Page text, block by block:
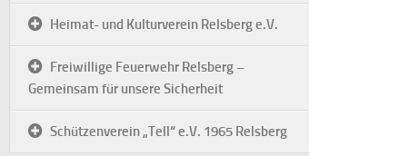
Heimat- und Kulturverein Relsberg e.V.
Freiwillige Feuerwehr Relsberg –
Gemeinsam für unsere Sicherheit
Schützenverein „Tell“ e.V. 1965 Relsberg